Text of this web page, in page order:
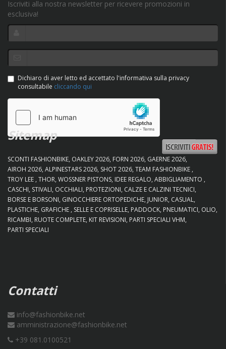
Iscriviti alla nostra newsletter per ricevere promozioni in
esclusiva!
Dichiaro di aver letto ed accettato l'informativa sulla privacy
consultabile cliccando qui
Sitemap
SCONTI FASHIONBIKE OAKLEY 2026 FORN 2026 GAERNE 2026
AIROH 2026 ALPINESTARS 2026 SHOT 2026 TEAM FASHIONBIKE
TROY LEE THOR WOSSNER PISTONS IDEE REGALO ABBIGLIAMENTO
CASCHI STIVALI OCCHIALI PROTEZIONI CALZE E CALZINI TECNICI
BORSE E BORSONI GINOCCHIERE ORTOPEDICHE JUNIOR CASUAL
PLASTICHE GRAFICHE SELLE E COPRISELLE PADDOCK PNEUMATICI OLIO
RICAMBI RUOTE COMPLETE KIT REVISIONI PARTI SPECIALI VHM
PARTI SPECIALI
Contatti
info@fashionbike.net
amministrazione@fashionbike.net
+39 081.0100521